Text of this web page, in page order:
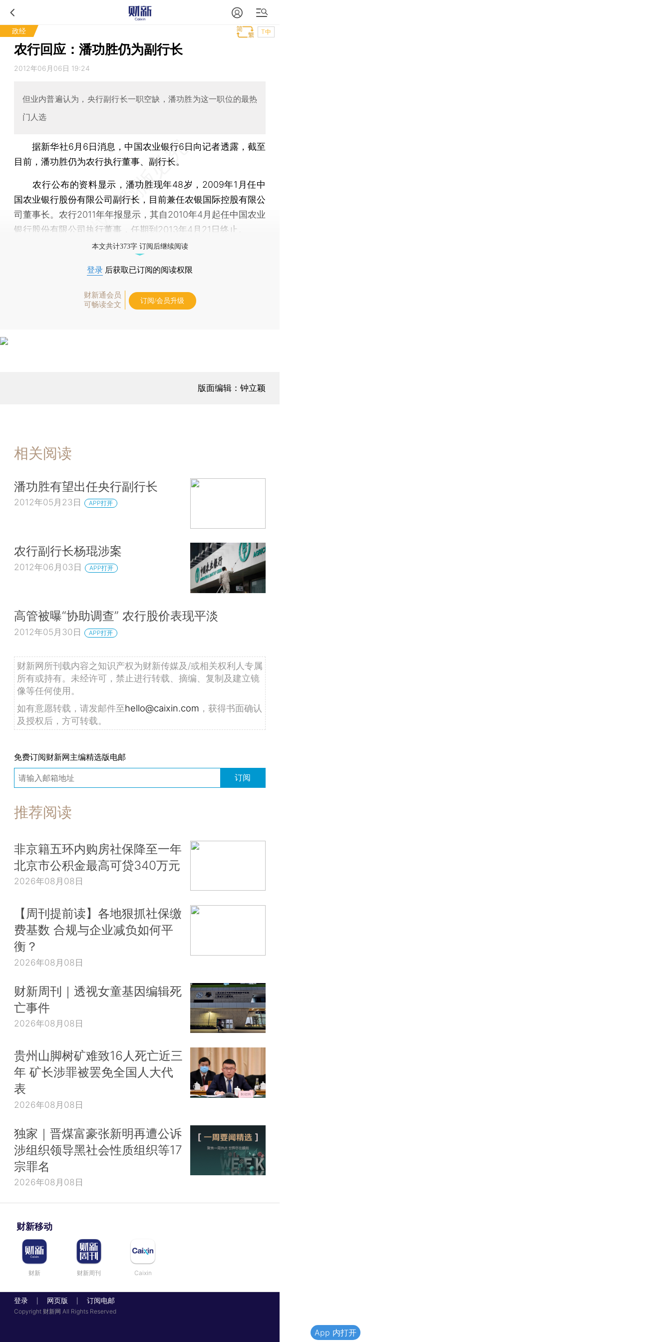
政经 T中
农行回应：潘功胜仍为副行长
2012年06月06日 19:24
但业内普遍认为，央行副行长一职空缺，潘功胜为这一职位的最热
门人选
据新华社6月6日消息，中国农业银行6日向记者透露，截至
目前，潘功胜仍为农行执行董事、副行长。
农行公布的资料显示，潘功胜现年48岁，2009年1月任中
国农业银行股份有限公司副行长，目前兼任农银国际控股有限公
司董事长。农行2011年年报显示，其自2010年4月起任中国农业
银行股份有限公司执行董事，任期到2013年4月21日终止。
本文共计373字 订阅后继续阅读
登录 后获取已订阅的阅读权限
财新通会员
可畅读全文
订阅/会员升级
版面编辑：钟立颖
相关阅读
潘功胜有望出任央行副行长
2012年05月23日 APP打开
农行副行长杨琨涉案
2012年06月03日 APP打开
高管被曝“协助调查” 农行股价表现平淡
2012年05月30日 APP打开
财新网所刊载内容之知识产权为财新传媒及/或相关权利人专属
所有或持有。未经许可，禁止进行转载、摘编、复制及建立镜
像等任何使用。
如有意愿转载，请发邮件至hello@caixin.com ，获得书面确认
及授权后，方可转载。
免费订阅财新网主编精选版电邮
订阅
推荐阅读
非京籍五环内购房社保降至一年
北京市公积金最高可贷340万元
2026年08月08日
【周刊提前读】各地狠抓社保缴
费基数 合规与企业减负如何平
衡？
2026年08月08日
财新周刊｜透视女童基因编辑死
亡事件
2026年08月08日
贵州山脚树矿难致16人死亡近三
年 矿长涉罪被罢免全国人大代
表
2026年08月08日
独家｜晋煤富豪张新明再遭公诉
涉组织领导黑社会性质组织等17
宗罪名
2026年08月08日
财新移动
财新 财新周刊 Caixin
登录 网页版 订阅电邮
Copyright 财新网 All Rights Reserved
App 内打开